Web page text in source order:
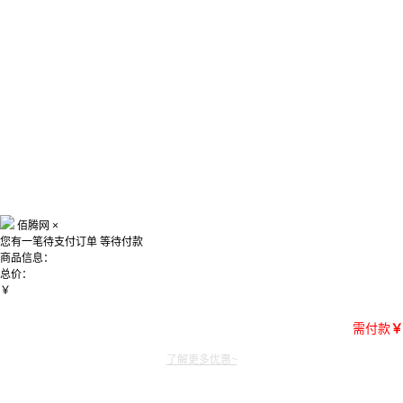
佰腾网 ×
您有一笔待支付订单 等待付款
商品信息：
总价：
￥
需付款￥
了解更多优惠~